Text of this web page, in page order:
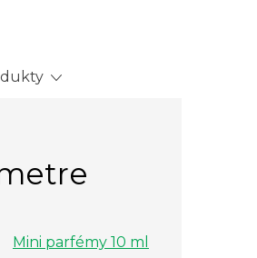
Mini parfémy 10 ml